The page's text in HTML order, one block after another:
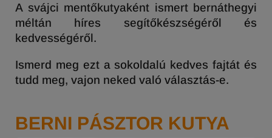
A svájci mentőkutyaként ismert bernáthegyi
méltán híres segítőkészségéről és
kedvességéről.
Ismerd meg ezt a sokoldalú kedves fajtát és
tudd meg, vajon neked való választás-e.
BERNI PÁSZTOR KUTYA